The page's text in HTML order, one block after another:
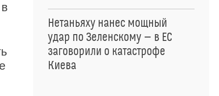
Нетаньяху нанес мощный
удар по Зеленскому — в ЕС
заговорили о катастрофе
Киева